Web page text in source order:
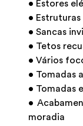
• Estores
•
• Sancas
• Tetos
• Vários
• Tomadas
• Tomadas
•
moradia